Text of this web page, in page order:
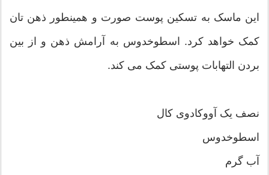
این ماسک به تسکین پوست صورت و همینطور ذهن تان
کمک خواهد کرد. اسطوخدوس به آرامش ذهن و از بین
بردن التهابات پوستی کمک می کند.
نصف یک آووکادوی کال
اسطوخدوس
آب گرم